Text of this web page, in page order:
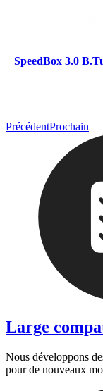
SpeedBox 3.0
PrécédentProchain
Large
Nous développons
pour de nouveaux